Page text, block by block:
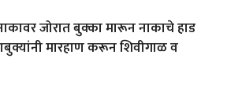
जोरात बुक्का मारून नाकाचे हाड
मारहाण करून शिवीगाळ व